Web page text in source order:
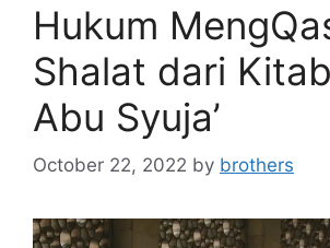
Hukum
Shalat dari
Abu Syuja’
October 22, 2022 by brothers